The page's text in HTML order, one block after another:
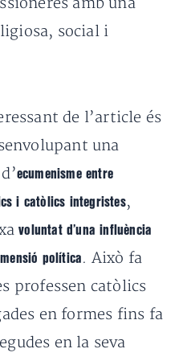
social i
de l’article és
una
ecumenisme entre
i catòlics integristes,
voluntat d’una influència
política . Això fa
professen catòlics
en formes fins fa
en la seva